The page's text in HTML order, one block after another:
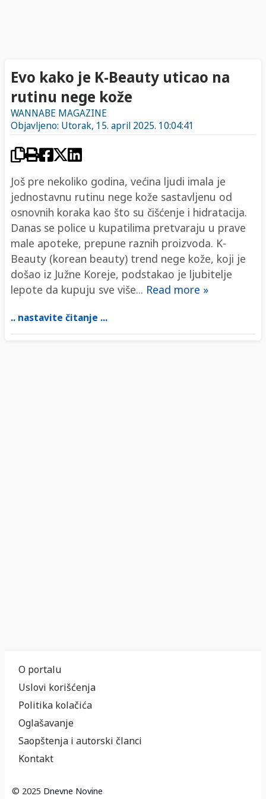
Evo kako je K-Beauty uticao na
rutinu nege kože
WANNABE MAGAZINE
Objavljeno: Utorak, 15. april 2025. 10:04:41
Još pre nekoliko godina, većina ljudi imala je
jednostavnu rutinu nege kože sastavljenu od
osnovnih koraka kao što su čišćenje i hidratacija.
Danas se police u kupatilima pretvaraju u prave
male apoteke, prepune raznih proizvoda. K-
Beauty (korean beauty) trend nege kože, koji je
došao iz Južne Koreje, podstakao je ljubitelje
lepote da kupuju sve više... Read more »
.. nastavite čitanje ...
O portalu
Uslovi korišćenja
Politika kolačića
Oglašavanje
Saopštenja i autorski članci
Kontakt
© 2025 Dnevne Novine